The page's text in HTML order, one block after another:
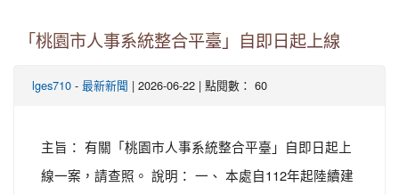
「桃園市人事系統整合平臺」自即日起上線
lges710 - 最新新聞 | 2026-06-22 | 點閱數： 60
主旨： 有關「桃園市人事系統整合平臺」自即日起上
線一案，請查照。 說明： 一、 本處自112年起陸續建